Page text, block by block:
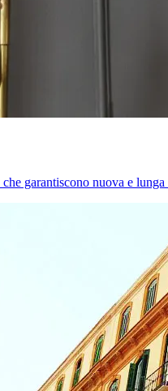
garantiscono nuova e